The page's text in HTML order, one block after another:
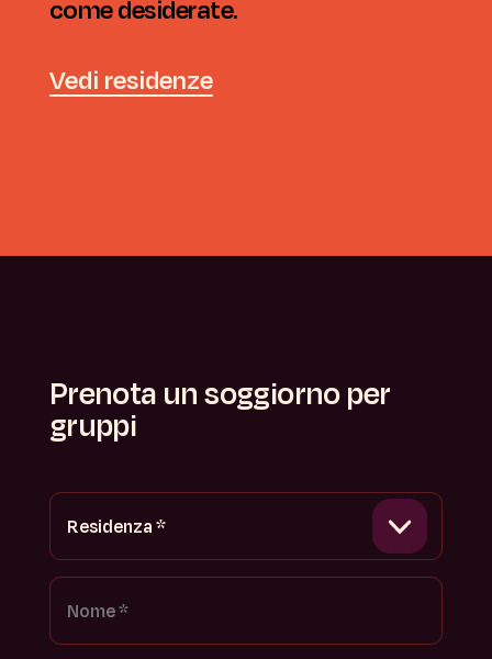
come desiderate.
Vedi residenze
divertirvi senza complicazioni.
Vedi residenze
burocrazia, senza perdite di tempo.
Contattaci
compagnia.
Vedi programmi
Prenota un soggiorno per
gruppi